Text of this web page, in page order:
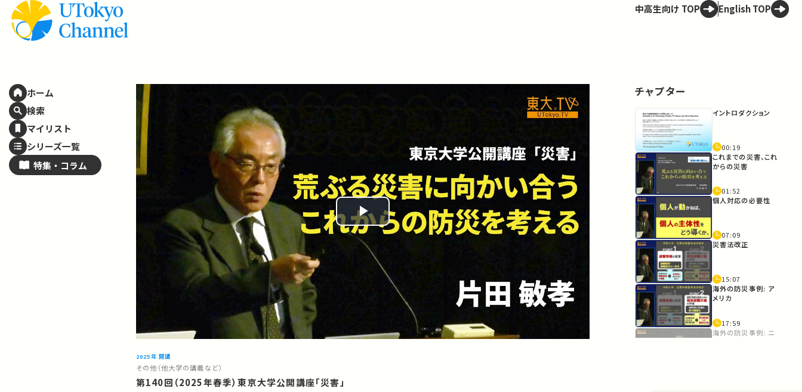
ホーム
検索
マイリスト
シリーズ一覧
特集・ コラム
中高生向け TOP English TOP
Play
Video
2025年 開講
その他（他大学の講義など）
第140回（2025年春季）東京大学公開講座「災害」
チャプター
イントロダクション
00:19
これまでの災害、これ
からの災害
01:52
個人対応の必要性
07:09
災害法改正
15:07
海外の防災事例: ア
メリカ
17:59
海外の防災事例: ニ